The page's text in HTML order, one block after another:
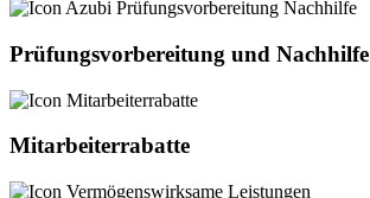
Prüfungsvorbereitung und Nachhilfe
Mitarbeiterrabatte